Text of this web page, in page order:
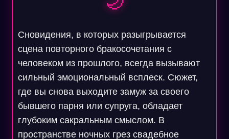
Сновидения, в которых разыгрывается
сцена повторного бракосочетания с
человеком из прошлого, всегда вызывают
сильный эмоциональный всплеск. Сюжет,
где вы снова выходите замуж за своего
бывшего парня или супруга, обладает
глубоким сакральным смыслом. В
пространстве ночных грез свадебное